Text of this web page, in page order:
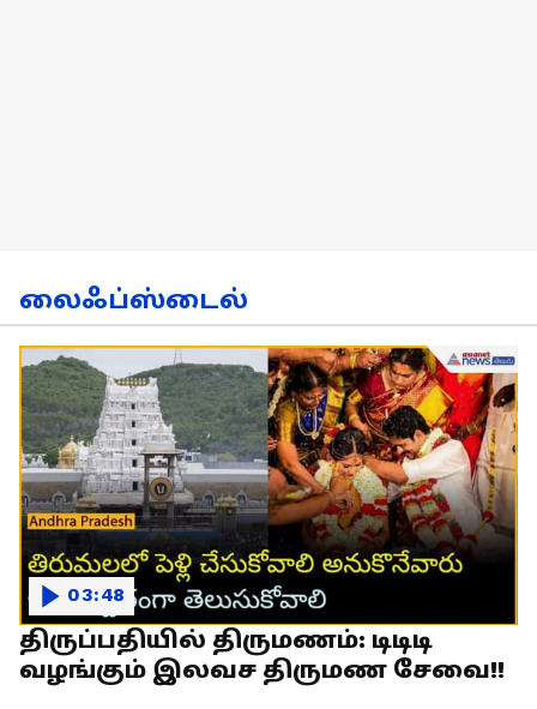
லைஃப்ஸ்டைல்
திருப்பதியில் திருமணம்: டிடிடி
வழங்கும் இலவச திருமண சேவை!!
03:48